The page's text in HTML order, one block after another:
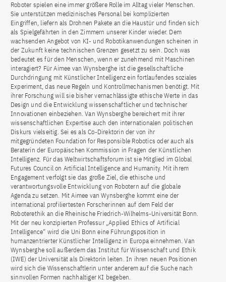
Roboter spielen eine immer größere Rolle im Alltag vieler Menschen.
Sie unterstützen medizinisches Personal bei komplizierten
Eingriffen, liefern als Drohnen Pakete an die Haustür und finden sich
als Spielgefährten in den Zimmern unserer Kinder wieder. Dem
wachsenden Angebot von KI- und Robotikanwendungen scheinen in
der Zukunft keine technischen Grenzen gesetzt zu sein. Doch was
bedeutet es für den Menschen, wenn er zunehmend mit Maschinen
interagiert? Für Aimee van Wynsberghe ist die gesellschaftliche
Durchdringung mit Künstlicher Intelligenz ein fortlaufendes soziales
Experiment, das neue Regeln und Kontrollmechanismen benötigt. Mit
ihrer Forschung will sie bisher vernachlässigte ethische Werte in das
Design und die Entwicklung wissenschaftlicher und technischer
Innovationen einbeziehen. Van Wynsberghe bereichert mit ihrer
wissenschaftlichen Expertise auch den internationalen politischen
Diskurs vielseitig. Sei es als Co-Direktorin der von ihr
mitgegründeten Foundation for Responsible Robotics oder auch als
Beraterin der Europäischen Kommission in Fragen der Künstlichen
Intelligenz. Für das Weltwirtschaftsforum ist sie Mitglied im Global
Futures Council on Artificial Intelligence and Humanity. Mit ihrem
Engagement verfolgt sie das große Ziel, die ethische und
verantwortungsvolle Entwicklung von Robotern auf die globale
Agenda zu setzen. Mit Aimee van Wynsberghe kommt eine der
international profiliertesten Forscherinnen auf dem Feld der
Roboterethik an die Rheinische Friedrich-Wilhelms-Universität Bonn.
Mit der neu konzipierten Professur „Applied Ethics of Artificial
Intelligence“ wird die Uni Bonn eine Führungsposition in
humanzentrierter Künstlicher Intelligenz in Europa einnehmen. Van
Wynsberghe soll außerdem das Institut für Wissenschaft und Ethik
(IWE) der Universität als Direktorin leiten. In ihren neuen Positionen
wird sich die Wissenschaftlerin unter anderem auf die Suche nach
sinnvollen Formen nachhaltiger KI begeben.